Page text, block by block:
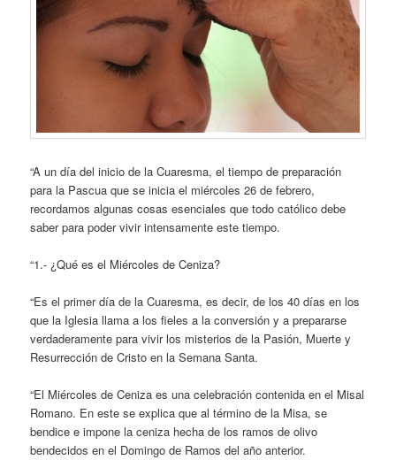
“A un día del inicio de la Cuaresma, el tiempo de preparación
para la Pascua que se inicia el miércoles 26 de febrero,
recordamos algunas cosas esenciales que todo católico debe
saber para poder vivir intensamente este tiempo.
“1.- ¿Qué es el Miércoles de Ceniza?
“Es el primer día de la Cuaresma, es decir, de los 40 días en los
que la Iglesia llama a los fieles a la conversión y a prepararse
verdaderamente para vivir los misterios de la Pasión, Muerte y
Resurrección de Cristo en la Semana Santa.
“El Miércoles de Ceniza es una celebración contenida en el Misal
Romano. En este se explica que al término de la Misa, se
bendice e impone la ceniza hecha de los ramos de olivo
bendecidos en el Domingo de Ramos del año anterior.